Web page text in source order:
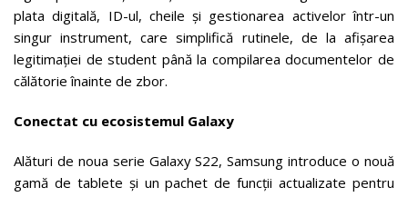
plata digitală, ID-ul, cheile și gestionarea activelor într-un
singur instrument, care simplifică rutinele, de la afișarea
legitimației de student până la compilarea documentelor de
călătorie înainte de zbor.
Conectat cu ecosistemul Galaxy
Alături de noua serie Galaxy S22, Samsung introduce o nouă
gamă de tablete și un pachet de funcții actualizate pentru